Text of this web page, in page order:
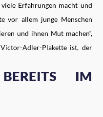
Erfahrungen macht und
vor allem junge Menschen
und ihnen Mut machen“,
Adler-Plakette ist, der
BEREITS IM